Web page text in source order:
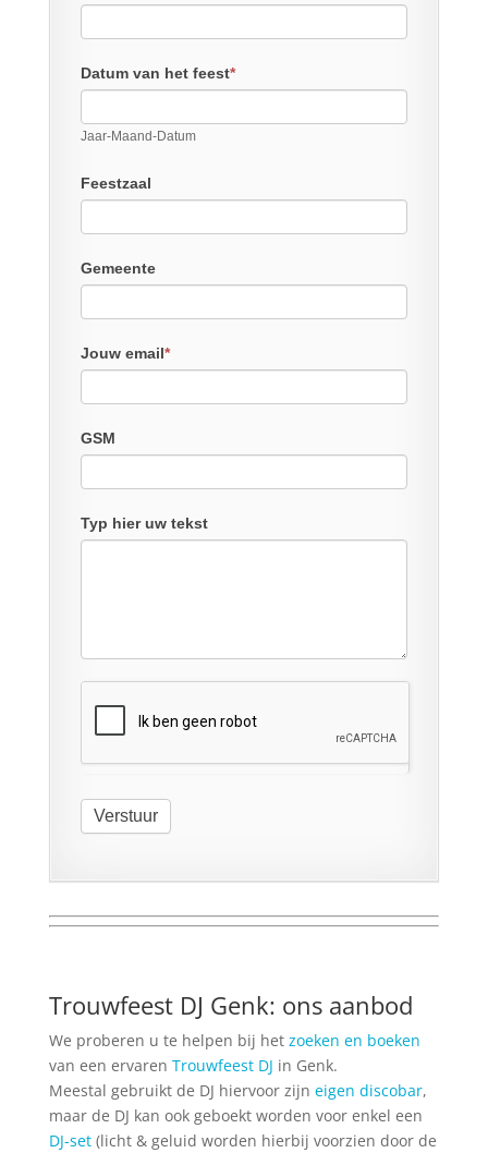
Datum van het feest*
Jaar-Maand-Datum
Feestzaal
Gemeente
Jouw email*
GSM
Typ hier uw tekst
Verstuur
Trouwfeest DJ Genk: ons aanbod
We proberen u te helpen bij het zoeken en boeken
van een ervaren Trouwfeest DJ in Genk.
Meestal gebruikt de DJ hiervoor zijn eigen discobar,
maar de DJ kan ook geboekt worden voor enkel een
DJ-set (licht & geluid worden hierbij voorzien door de